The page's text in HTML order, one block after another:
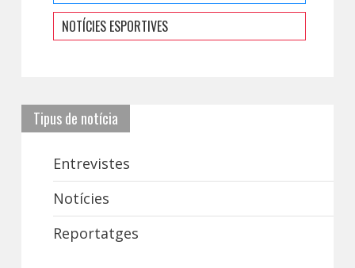
NOTÍCIES ESPORTIVES
Tipus de notícia
Entrevistes
Notícies
Reportatges